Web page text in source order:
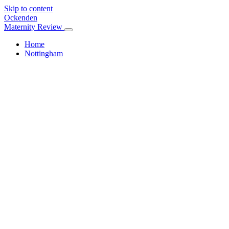
Skip to content
Ockenden
Maternity Review
Home
Nottingham